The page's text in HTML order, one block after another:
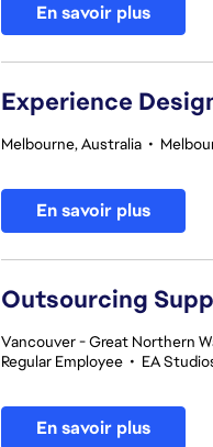
En savoir plus
Experience
Melbourne, Australia •
En savoir plus
Outsourcing
Vancouver - Great Northern
Regular Employee • EA
En savoir plus